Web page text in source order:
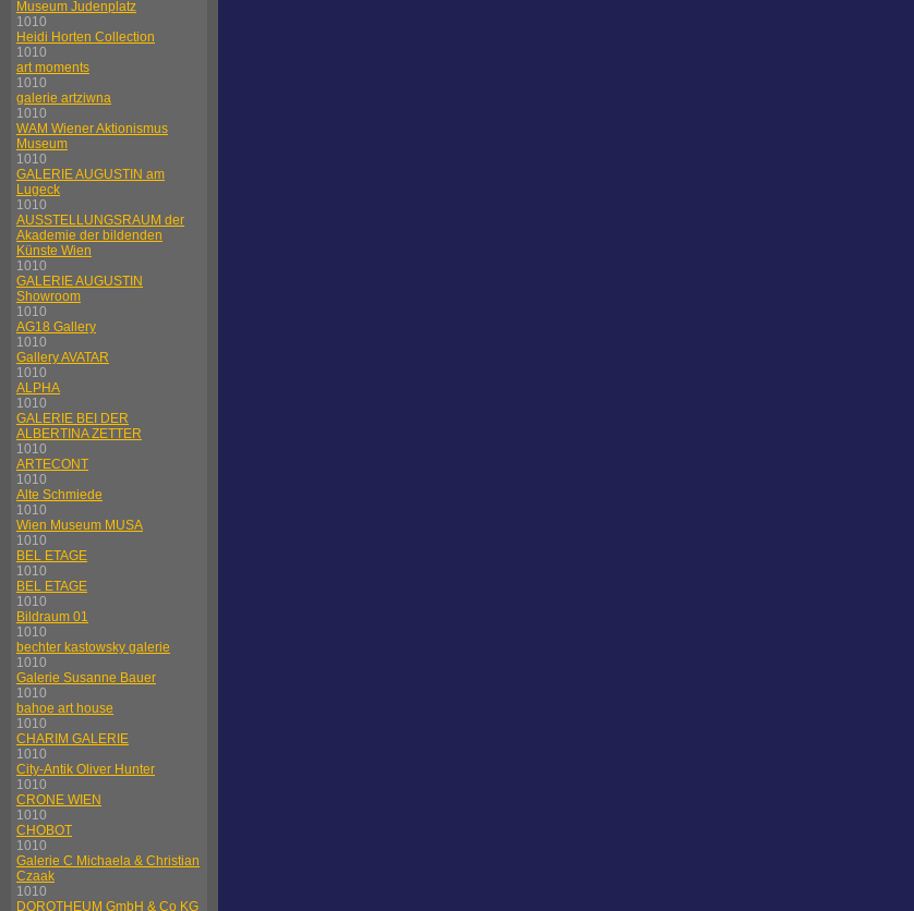
Museum Judenplatz
1010
Heidi Horten Collection
1010
art moments
1010
galerie artziwna
1010
WAM Wiener Aktionismus
Museum
1010
GALERIE AUGUSTIN am
Lugeck
1010
AUSSTELLUNGSRAUM der
Akademie der bildenden
Künste Wien
1010
GALERIE AUGUSTIN
Showroom
1010
AG18 Gallery
1010
Gallery AVATAR
1010
ALPHA
1010
GALERIE BEI DER
ALBERTINA ZETTER
1010
ARTECONT
1010
Alte Schmiede
1010
Wien Museum MUSA
1010
BEL ETAGE
1010
BEL ETAGE
1010
Bildraum 01
1010
bechter kastowsky galerie
1010
Galerie Susanne Bauer
1010
bahoe art house
1010
CHARIM GALERIE
1010
City-Antik Oliver Hunter
1010
CRONE WIEN
1010
CHOBOT
1010
Galerie C Michaela & Christian
Czaak
1010
DOROTHEUM GmbH & Co KG